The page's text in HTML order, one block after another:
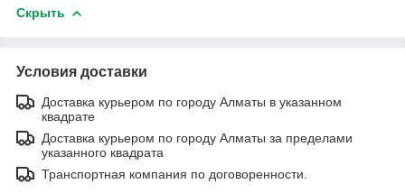
Скрыть
Условия доставки
Доставка курьером по городу Алматы в указанном
квадрате
Доставка курьером по городу Алматы за пределами
указанного квадрата
Транспортная компания по договоренности.